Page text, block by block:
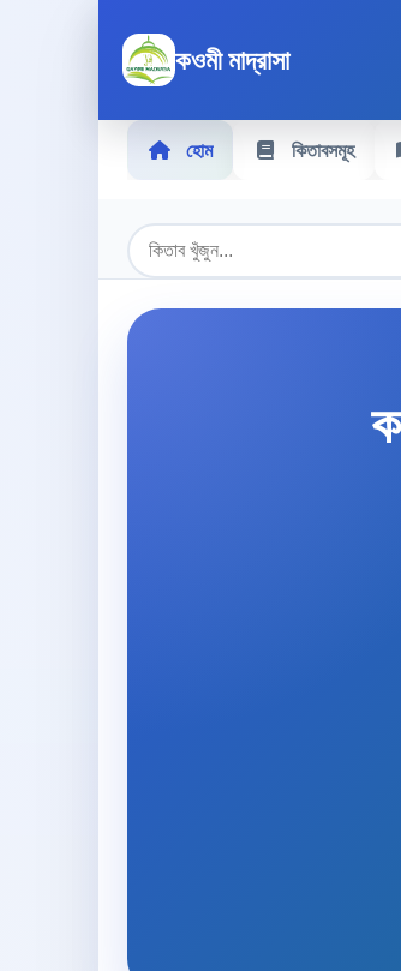
কওমী মাদ্রাসা
হোম কিতাবসমূহ